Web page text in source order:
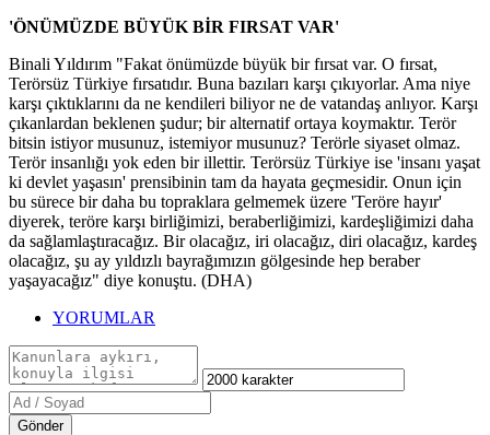
'ÖNÜMÜZDE BÜYÜK BİR FIRSAT VAR'
Binali Yıldırım "Fakat önümüzde büyük bir fırsat var. O fırsat,
Terörsüz Türkiye fırsatıdır. Buna bazıları karşı çıkıyorlar. Ama niye
karşı çıktıklarını da ne kendileri biliyor ne de vatandaş anlıyor. Karşı
çıkanlardan beklenen şudur; bir alternatif ortaya koymaktır. Terör
bitsin istiyor musunuz, istemiyor musunuz? Terörle siyaset olmaz.
Terör insanlığı yok eden bir illettir. Terörsüz Türkiye ise 'insanı yaşat
ki devlet yaşasın' prensibinin tam da hayata geçmesidir. Onun için
bu sürece bir daha bu topraklara gelmemek üzere 'Teröre hayır'
diyerek, teröre karşı birliğimizi, beraberliğimizi, kardeşliğimizi daha
da sağlamlaştıracağız. Bir olacağız, iri olacağız, diri olacağız, kardeş
olacağız, şu ay yıldızlı bayrağımızın gölgesinde hep beraber
yaşayacağız" diye konuştu. (DHA)
YORUMLAR
Gönder